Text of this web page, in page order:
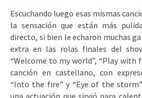
Escuchando luego esas mismas
la sensación que están más
directo, si bien le echaron muchas
extra en las rolas finales del
“Welcome to my world”, “Play with
canción en castellano, con
“Into the fire” y “Eye of the
una actuación que sirvió para